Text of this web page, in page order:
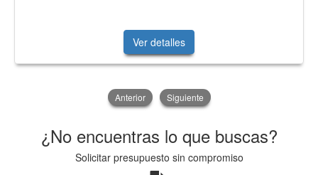
Ver detalles
Anterior Siguiente
¿No encuentras lo que buscas?
Solicitar presupuesto sin compromiso